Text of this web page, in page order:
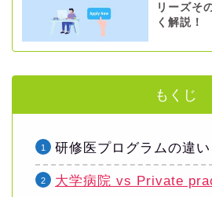
リーズそ
く解説！
もくじ
研修医プログラムの違
大学病院 vs Private